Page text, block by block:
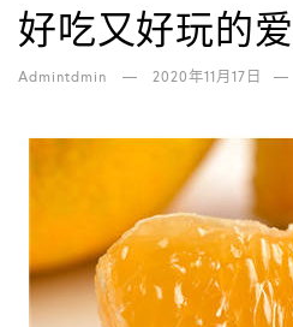
好吃又好玩的
Admintdmin 2020年11月17日